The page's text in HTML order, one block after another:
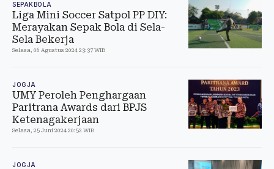
SEPAKBOLA
Liga Mini Soccer Satpol PP DIY:
Merayakan Sepak Bola di Sela-
Sela Bekerja
Selasa, 06 Agustus 2024 23:37 WIB
JOGJA
UMY Peroleh Penghargaan
Paritrana Awards dari BPJS
Ketenagakerjaan
Selasa, 25 Juni 2024 20:52 WIB
JOGJA